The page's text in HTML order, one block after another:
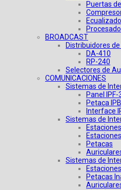
Puertas
BROADCAST
Distribuidores de
DA-410
RP-240
Selectores de
COMUNICACIONES
Sistemas de
Panel IPF-
Petaca
Interface
Sistemas de
Petacas
Sistemas de
Petacas